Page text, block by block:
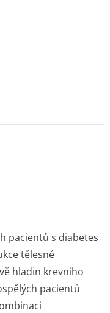
pacientů s diabetes
tělesné
hladin krevního
pacientů